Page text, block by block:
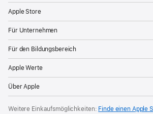
Apple Store
Für Unternehmen
Für den Bildungsbereich
Apple Werte
Über Apple
Weitere Einkaufsmöglichkeiten: Finde einen Apple